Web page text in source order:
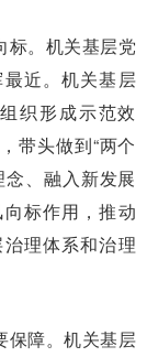
标。机关基层党
近。机关基层
织形成示范效
带头做到“两个
、融入新发展
标作用，推动
理体系和治理
保障。机关基层